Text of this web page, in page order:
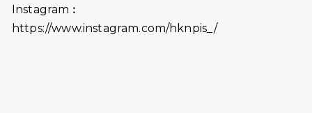
released last Sunday (11th Aug
Instagram︰
https://www.instagram.com/hknpis_/